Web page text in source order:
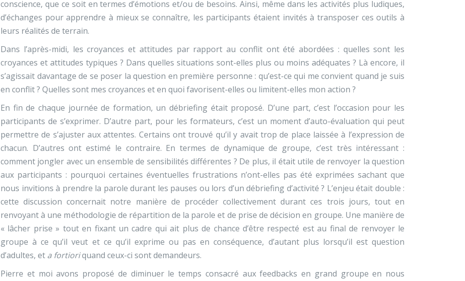
conscience, que ce soit en termes d’émotions et/ou de besoins. Ainsi, même dans les activités plus ludiques,
d’échanges pour apprendre à mieux se connaître, les participants étaient invités à transposer ces outils à
leurs réalités de terrain.
Dans l’après-midi, les croyances et attitudes par rapport au conflit ont été abordées : quelles sont les
croyances et attitudes typiques ? Dans quelles situations sont-elles plus ou moins adéquates ? Là encore, il
s’agissait davantage de se poser la question en première personne : qu’est-ce qui me convient quand je suis
en conflit ? Quelles sont mes croyances et en quoi favorisent-elles ou limitent-elles mon action ?
En fin de chaque journée de formation, un débriefing était proposé. D’une part, c’est l’occasion pour les
participants de s’exprimer. D’autre part, pour les formateurs, c’est un moment d’auto-évaluation qui peut
permettre de s’ajuster aux attentes. Certains ont trouvé qu’il y avait trop de place laissée à l’expression de
chacun. D’autres ont estimé le contraire. En termes de dynamique de groupe, c’est très intéressant :
comment jongler avec un ensemble de sensibilités différentes ? De plus, il était utile de renvoyer la question
aux participants : pourquoi certaines éventuelles frustrations n’ont-elles pas été exprimées sachant que
nous invitions à prendre la parole durant les pauses ou lors d’un débriefing d’activité ? L’enjeu était double :
cette discussion concernait notre manière de procéder collectivement durant ces trois jours, tout en
renvoyant à une méthodologie de répartition de la parole et de prise de décision en groupe. Une manière de
« lâcher prise » tout en fixant un cadre qui ait plus de chance d’être respecté est au final de renvoyer le
groupe à ce qu’il veut et ce qu’il exprime ou pas en conséquence, d’autant plus lorsqu’il est question
d’adultes, et a fortioriquand ceux-ci sont demandeurs.
Pierre et moi avons proposé de diminuer le temps consacré aux feedbacks en grand groupe en nous